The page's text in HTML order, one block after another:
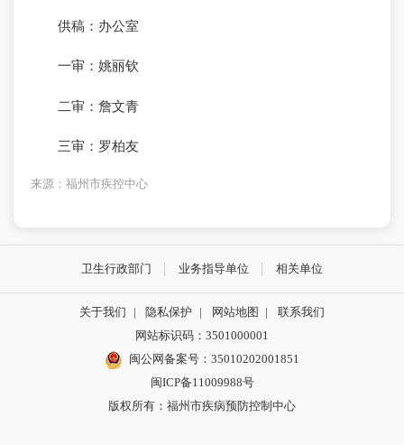
供稿：办公室
一审：姚丽钦
二审：詹文青
三审：罗柏友
来源：福州市疾控中心
卫生行政部门 业务指导单位 相关单位
关于我们 | 隐私保护 | 网站地图 |
联系我们
网站标识码：3501000001
闽公网备案号：35010202001851
闽ICP备11009988号
版权所有：福州市疾病预防控制中心